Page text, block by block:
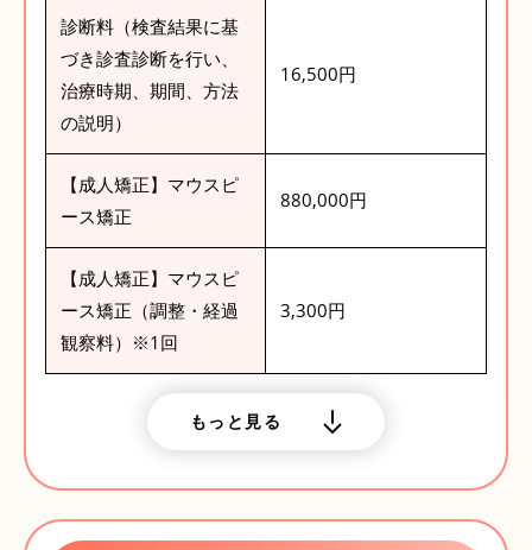
診断料（検査結果に基
づき診査診断を行い、
治療時期、期間、方法
の説明）
16,500円
【成人矯正】マウスピ
ース矯正
880,000円
【成人矯正】マウスピ
ース矯正（調整・経過
観察料）※1回
3,300円
もっと見る